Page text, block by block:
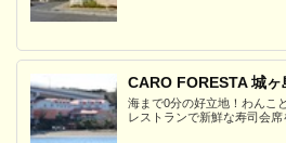
CARO FORESTA 城
海まで0分の好立地！わんこ
レストランで新鮮な寿司会席